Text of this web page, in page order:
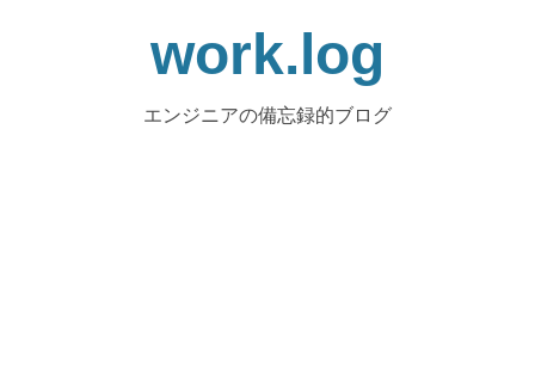
work.log
エンジニアの備忘録的ブログ